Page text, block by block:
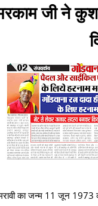
मरकाम जी ने
मरावी का जन्म 11 जून